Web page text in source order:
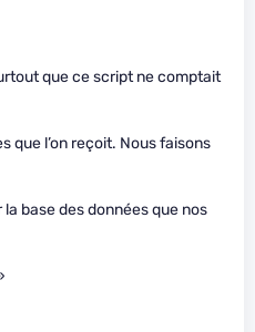
que ce script ne comptait
que l’on reçoit. Nous faisons
base des données que nos